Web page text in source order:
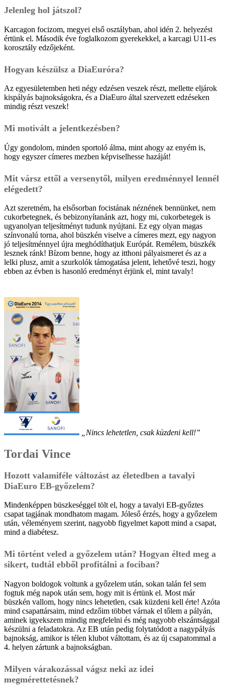
Jelenleg hol játszol?
Karcagon focizom, megyei első osztályban, ahol idén 2. helyezést
értünk el. Második éve foglalkozom gyerekekkel, a karcagi U11-es
korosztály edzőjeként.
Hogyan készülsz a DiaEuróra?
Az egyesületemben heti négy edzésen veszek részt, mellette eljárok
kispályás bajnokságokra, és a DiaEuro által szervezett edzéseken
mindig részt veszek!
Mi motivált a jelentkezésben?
Úgy gondolom, minden sportoló álma, mint ahogy az enyém is,
hogy egyszer címeres mezben képviselhesse hazáját!
Mit vársz ettől a versenytől, milyen eredménnyel lennél
elégedett?
Azt szeretném, ha elsősorban focistának néznének bennünket, nem
cukorbetegnek, és bebizonyítanánk azt, hogy mi, cukorbetegek is
ugyanolyan teljesítményt tudunk nyújtani. Ez egy olyan magas
színvonalú torna, ahol büszkén viselve a címeres mezt, egy nagyon
jó teljesítménnyel újra meghódíthatjuk Európát. Remélem, büszkék
lesznek ránk! Bízom benne, hogy az itthoni pályaismeret és az a
lelki plusz, amit a szurkolók támogatása jelent, lehetővé teszi, hogy
ebben az évben is hasonló eredményt érjünk el, mint tavaly!
„Nincs lehetetlen, csak küzdeni kell!”
Tordai Vince
Hozott valamiféle változást az életedben a tavalyi
DiaEuro EB-győzelem?
Mindenképpen büszkeséggel tölt el, hogy a tavalyi EB-győztes
csapat tagjának mondhatom magam. Jóleső érzés, hogy a győzelem
után, véleményem szerint, nagyobb figyelmet kapott mind a csapat,
mind a diabétesz.
Mi történt veled a győzelem után? Hogyan élted meg a
sikert, tudtál ebből profitálni a fociban?
Nagyon boldogok voltunk a győzelem után, sokan talán fel sem
fogtuk még napok után sem, hogy mit is értünk el. Most már
büszkén vallom, hogy nincs lehetetlen, csak küzdeni kell érte! Azóta
mind csapattársaim, mind edzőim többet várnak el tőlem a pályán,
aminek igyekszem mindig megfelelni és még nagyobb elszántsággal
készülni a feladatokra. Az EB után pedig folytatódott a nagypályás
bajnokság, amikor is télen klubot váltottam, és az új csapatommal a
4. helyen zártunk a bajnokságban.
Milyen várakozással vágsz neki az idei
megmérettetésnek?